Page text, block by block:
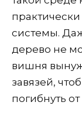
системы.
дерево не
вишня
завязей,
погибнуть